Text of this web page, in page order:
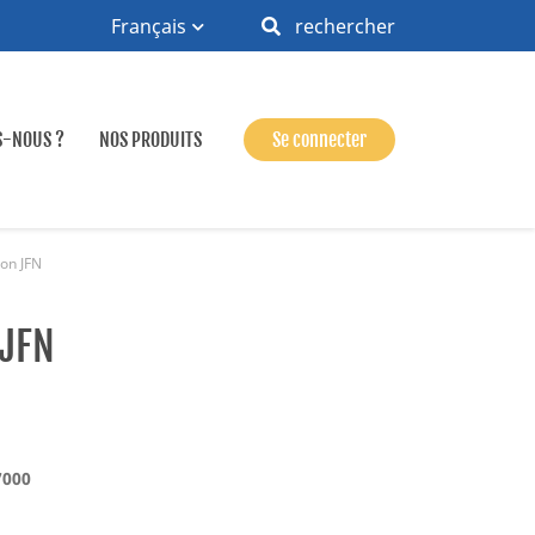
Français rechercher
NOUS ? NOS PRODUITS Se connecter
JFN